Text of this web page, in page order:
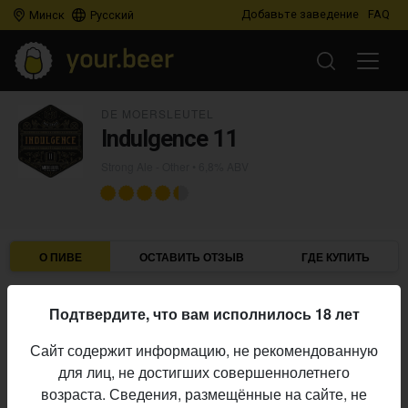
Минск Русский Добавьте заведение FAQ
Indulgence 11
О ПИВЕ ОСТАВИТЬ ОТЗЫВ ГДЕ КУПИТЬ
Пивоварня:
Алкоголь:
6,8%
Начало
выпуска:
18.02.2023
Подтвердите, что вам исполнилось 18 лет
Сайт содержит информацию, не рекомендованную
для лиц, не достигших совершеннолетнего
возраста. Сведения, размещённые на сайте, не